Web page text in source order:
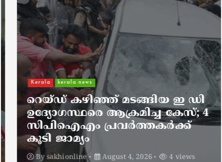
Kerala kerala news
റെയ്ഡ് കഴിഞ്ഞ് മടങ്ങിയ ഇ ഡി
ഉദ്യോഗസ്ഥരെ ആക്രമിച്ച കേസ്; 4
സിപിഐഎം പ്രവർത്തകർക്ക്
കൂടി ജാമ്യം
Bysakhionline August 4, 2026 4 views